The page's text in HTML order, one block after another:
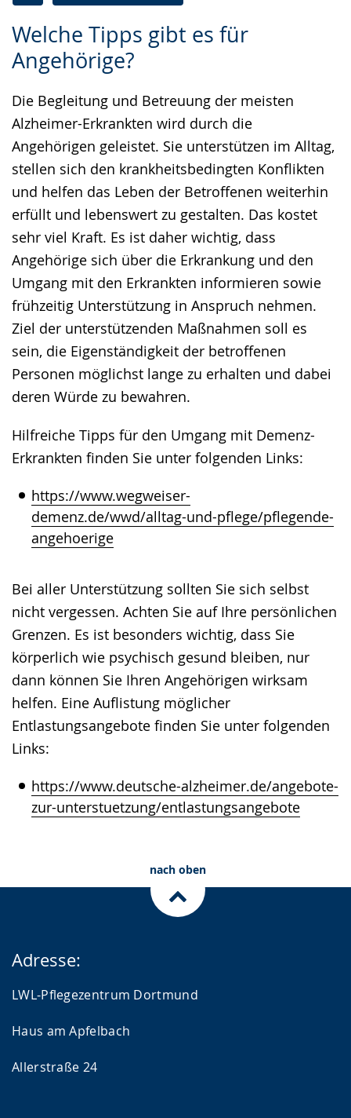
Welche Tipps gibt es für
Angehörige?
Die Begleitung und Betreuung der meisten
Alzheimer-Erkrankten wird durch die
Angehörigen geleistet. Sie unterstützen im Alltag,
stellen sich den krankheitsbedingten Konflikten
und helfen das Leben der Betroffenen weiterhin
erfüllt und lebenswert zu gestalten. Das kostet
sehr viel Kraft. Es ist daher wichtig, dass
Angehörige sich über die Erkrankung und den
Umgang mit den Erkrankten informieren sowie
frühzeitig Unterstützung in Anspruch nehmen.
Ziel der unterstützenden Maßnahmen soll es
sein, die Eigenständigkeit der betroffenen
Personen möglichst lange zu erhalten und dabei
deren Würde zu bewahren.
Hilfreiche Tipps für den Umgang mit Demenz-
Erkrankten finden Sie unter folgenden Links:
https://www.wegweiser-
demenz.de/wwd/alltag-und-pflege/pflegende-
angehoerige
Bei aller Unterstützung sollten Sie sich selbst
nicht vergessen. Achten Sie auf Ihre persönlichen
Grenzen. Es ist besonders wichtig, dass Sie
körperlich wie psychisch gesund bleiben, nur
dann können Sie Ihren Angehörigen wirksam
helfen. Eine Auflistung möglicher
Entlastungsangebote finden Sie unter folgenden
Links:
https://www.deutsche-alzheimer.de/angebote-
zur-unterstuetzung/entlastungsangebote
Leichten
Sprache
Audio-
Unterstützung.
Video
in
Gebärdensprache
wird
angezeigt.
nach oben
Adresse:
LWL-Pflegezentrum Dortmund
Haus am Apfelbach
Allerstraße 24